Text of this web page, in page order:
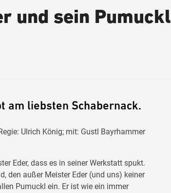
und sein Pumuckl
am liebsten Schabernack.
Ulrich König; mit: Gustl Bayrhammer
Eder, dass es in seiner Werkstatt spukt.
den außer Meister Eder (und uns) keiner
Pumuckl ein. Er ist wie ein immer